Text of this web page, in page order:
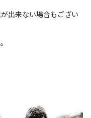
出来ない場合もござい